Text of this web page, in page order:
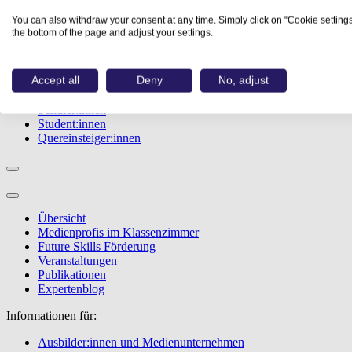
Studiengänge
Events
Berufstest
Informationen für:
Student:innen
Quereinsteiger:innen
Übersicht
Medienprofis im Klassenzimmer
Future Skills Förderung
Veranstaltungen
Publikationen
Expertenblog
Informationen für:
Ausbilder:innen und Medienunternehmen
You can also withdraw your consent at any time. Simply click on “Cookie
the bottom of the page and adjust your settings.
Accept all Deny No, adjust